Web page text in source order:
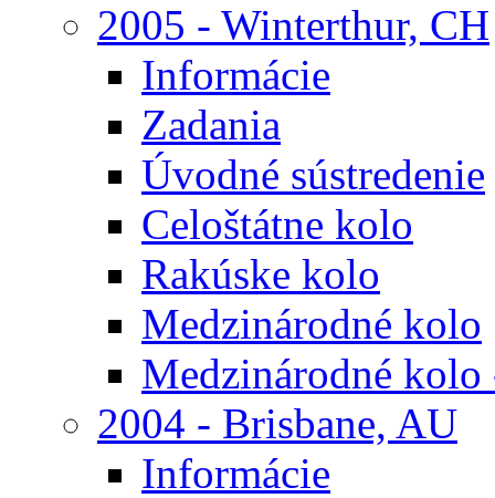
2005 - Winterthur, CH
Informácie
Zadania
Úvodné sústredenie
Celoštátne kolo
Rakúske kolo
Medzinárodné kolo
Medzinárodné kolo
2004 - Brisbane, AU
Informácie